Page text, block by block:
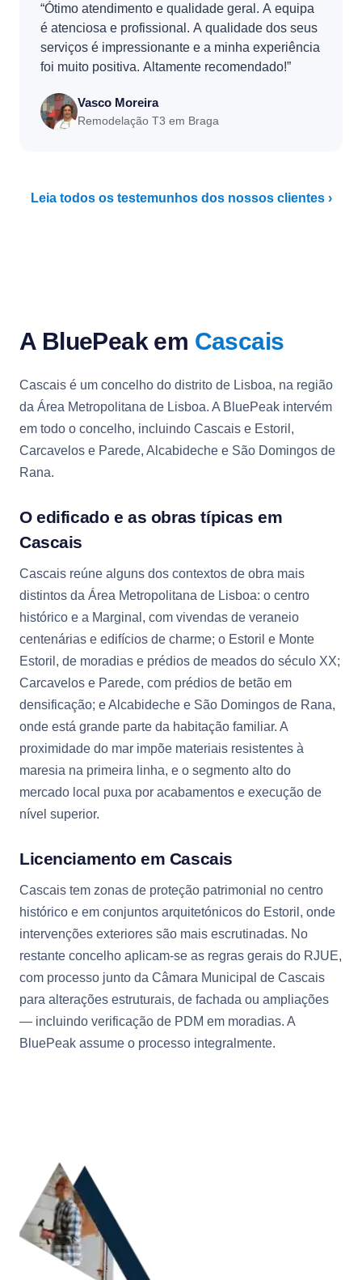
“Ótimo atendimento e qualidade geral. A equipa
é atenciosa e profissional. A qualidade dos seus
serviços é impressionante e a minha experiência
foi muito positiva. Altamente recomendado!”
Vasco Moreira
Remodelação T3 em Braga
Leia todos os testemunhos dos nossos clientes ›
A BluePeak em Cascais
Cascais é um concelho do distrito de Lisboa, na região
da Área Metropolitana de Lisboa. A BluePeak intervém
em todo o concelho, incluindo Cascais e Estoril,
Carcavelos e Parede, Alcabideche e São Domingos de
Rana.
O edificado e as obras típicas em
Cascais
Cascais reúne alguns dos contextos de obra mais
distintos da Área Metropolitana de Lisboa: o centro
histórico e a Marginal, com vivendas de veraneio
centenárias e edifícios de charme; o Estoril e Monte
Estoril, de moradias e prédios de meados do século XX;
Carcavelos e Parede, com prédios de betão em
densificação; e Alcabideche e São Domingos de Rana,
onde está grande parte da habitação familiar. A
proximidade do mar impõe materiais resistentes à
maresia na primeira linha, e o segmento alto do
mercado local puxa por acabamentos e execução de
nível superior.
Licenciamento em Cascais
Cascais tem zonas de proteção patrimonial no centro
histórico e em conjuntos arquitetónicos do Estoril, onde
intervenções exteriores são mais escrutinadas. No
restante concelho aplicam-se as regras gerais do RJUE,
com processo junto da Câmara Municipal de Cascais
para alterações estruturais, de fachada ou ampliações
— incluindo verificação de PDM em moradias. A
BluePeak assume o processo integralmente.